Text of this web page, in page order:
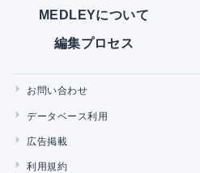
MEDLEYについて
編集プロセス
お問い合わせ
データベース利用
広告掲載
利用規約